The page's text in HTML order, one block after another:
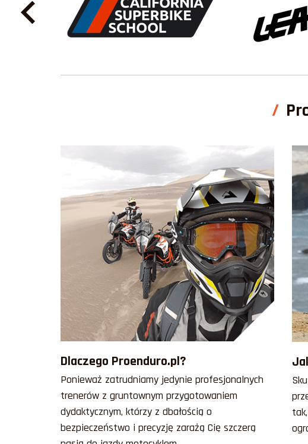
Dlaczego Proenduro.pl?
Ponieważ zatrudniamy jedynie profesjonalnych
trenerów z gruntownym przygotowaniem
dydaktycznym, którzy z dbałością o
bezpieczeństwo i precyzję zarażą Cię szczerą